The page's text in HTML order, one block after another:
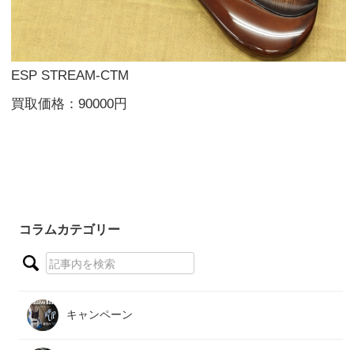
ESP STREAM-CTM
買取価格：90000円
コラムカテゴリー
キャンペーン